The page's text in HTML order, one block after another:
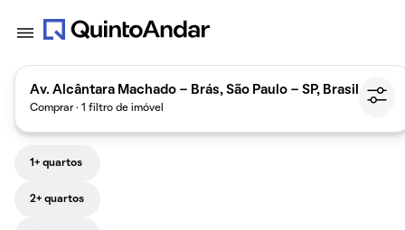
Av. Alcântara Machado - Brás, São Paulo - SP, Brasil
Comprar · 1 filtro de imóvel
1+ quartos
2+ quartos